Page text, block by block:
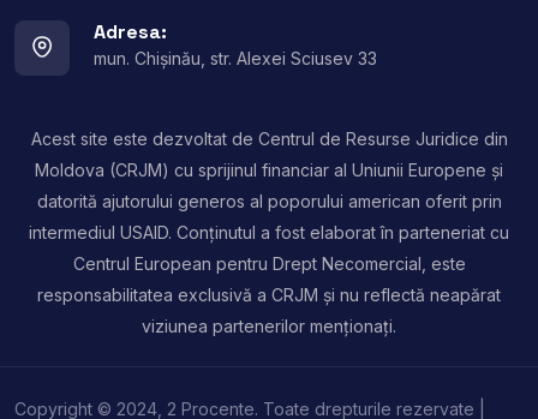
Adresa:
mun. Chișinău, str. Alexei Sciusev 33
Acest site este dezvoltat de Centrul de Resurse Juridice din
Moldova (CRJM) cu sprijinul financiar al Uniunii Europene și
datorită ajutorului generos al poporului american oferit prin
intermediul USAID. Conținutul a fost elaborat în parteneriat cu
Centrul European pentru Drept Necomercial, este
responsabilitatea exclusivă a CRJM și nu reflectă neapărat
viziunea partenerilor menționați.
Copyright © 2024, 2 Procente. Toate drepturile rezervate |